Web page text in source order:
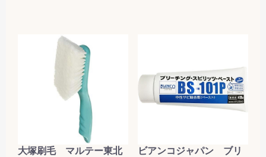
大塚刷毛 マルテー東北
ビアンコジャパン ブリ